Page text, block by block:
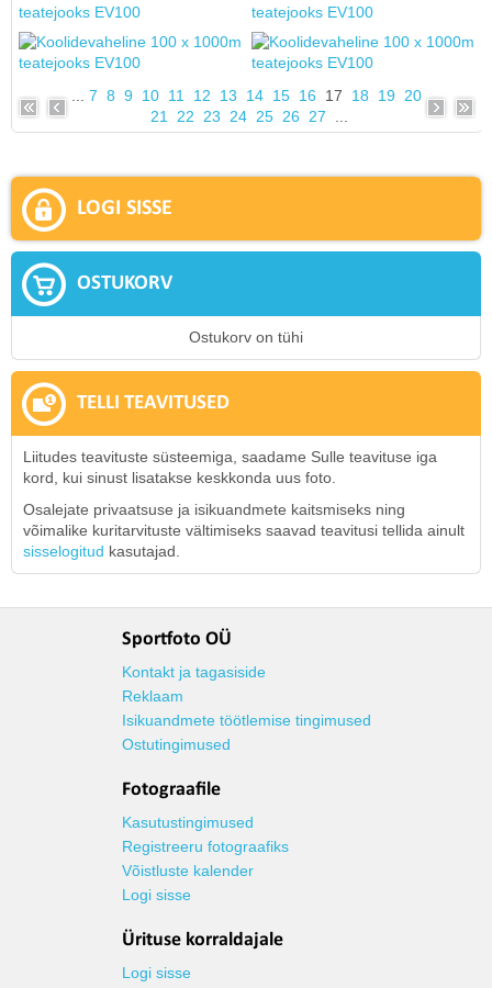
...7 8 9 10 11 12 13 14 15 16 17 18 19
20
21
22 23 24 25 26 27
LOGI SISSE
OSTUKORV
Ostukorv on tühi
TELLI TEAVITUSED
Liitudes teavituste süsteemiga, saadame Sulle teavituse iga
kord, kui sinust lisatakse keskkonda uus foto.
Osalejate privaatsuse ja isikuandmete kaitsmiseks ning
võimalike kuritarvituste vältimiseks saavad teavitusi tellida ainult
sisselogitud kasutajad.
Sportfoto OÜ
Kontakt ja tagasiside
Reklaam
Isikuandmete töötlemise tingimused
Ostutingimused
Fotograafile
Kasutustingimused
Registreeru fotograafiks
Võistluste kalender
Logi sisse
Ürituse korraldajale
Logi sisse